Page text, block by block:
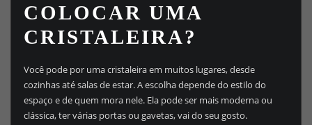
COLOCAR UMA
CRISTALEIRA?
Você pode por uma cristaleira em muitos lugares, desde
cozinhas até salas de estar. A escolha depende do estilo do
espaço e de quem mora nele. Ela pode ser mais moderna ou
clássica, ter várias portas ou gavetas, vai do seu gosto.